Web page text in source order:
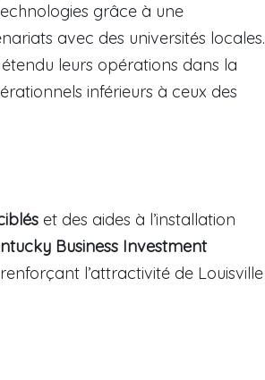
grâce à une
avec des universités locales.
leurs opérations dans la
inférieurs à ceux des
et des aides à l’installation
Business Investment
l’attractivité de Louisville